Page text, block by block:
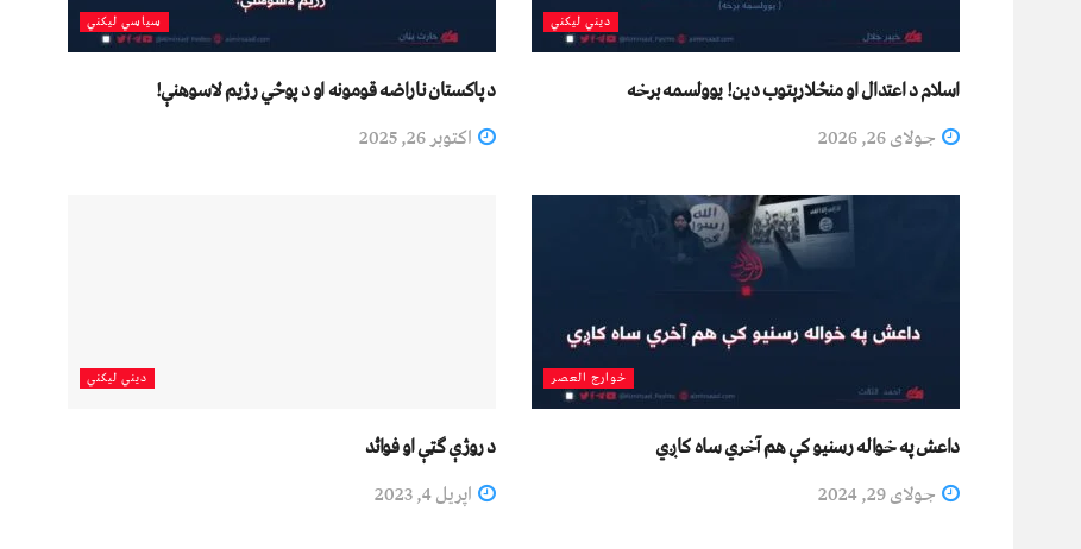
دیني لیکني
اسلام د اعتدال او منځلارېتوب دین! یوولسمه برخه
جولای 26, 2026
سیاسي لیکني
د پاکستان ناراضه قومونه او د پوځي رژیم لاسوهنې!
اکتوبر 26, 2025
خوارج العصر
داعش په خواله رسنیو کې هم آخري ساه کاږي
جولای 29, 2024
دیني لیکني
د روژې ګټې او فوائد
اپریل 4, 2023